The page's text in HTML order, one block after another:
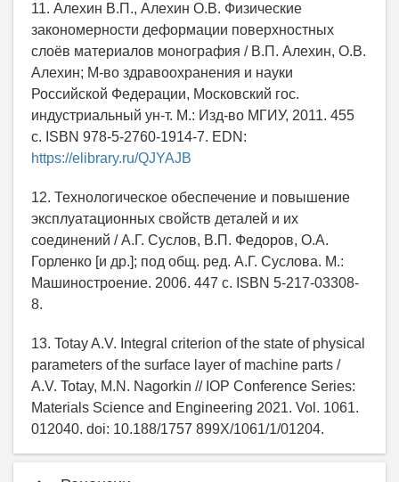
11. Алехин В.П., Алехин О.В. Физические
закономерности деформации поверхностных
слоёв материалов монография / В.П. Алехин, О.В.
Алехин; М-во здравоохранения и науки
Российской Федерации, Московский гос.
индустриальный ун-т. М.: Изд-во МГИУ, 2011. 455
с. ISBN 978-5-2760-1914-7. EDN:
https://elibrary.ru/QJYAJB
12. Технологическое обеспечение и повышение
эксплуатационных свойств деталей и их
соединений / А.Г. Суслов, В.П. Федоров, О.А.
Горленко [и др.]; под общ. ред. А.Г. Суслова. М.:
Машиностроение. 2006. 447 с. ISBN 5-217-03308-
8.
13. Totay A.V. Integral criterion of the state of physical
parameters of the surface layer of machine parts /
A.V. Totay, M.N. Nagorkin // IOP Conference Series:
Materials Science and Engineering 2021. Vol. 1061.
012040. doi: 10.188/1757 899Х/1061/1/01204.